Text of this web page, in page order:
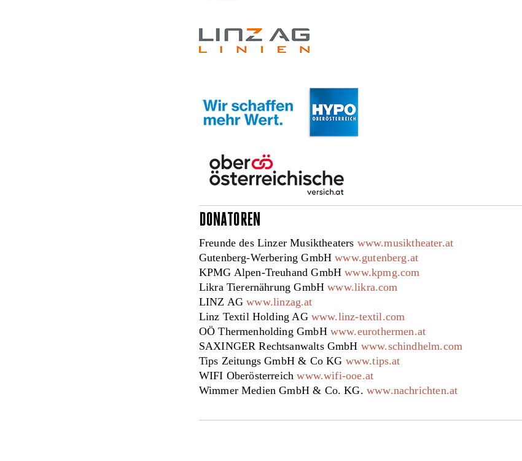
DONATOREN
Freunde des Linzer Musiktheaters www.musiktheater.at
Gutenberg-Werbering GmbHwww.gutenberg.at
KPMG Alpen-Treuhand GmbHwww.kpmg.com
Likra Tierernährung GmbHwww.likra.com
LINZ AGwww.linzag.at
Linz Textil Holding AG www.linz-textil.com
OÖ Thermenholding GmbH www.eurothermen.at
SAXINGER Rechtsanwalts GmbH www.schindhelm.com
Tips Zeitungs GmbH & Co KG www.tips.at
WIFI Oberösterreichwww.wifi-ooe.at
Wimmer Medien GmbH & Co. KG.www.nachrichten.at